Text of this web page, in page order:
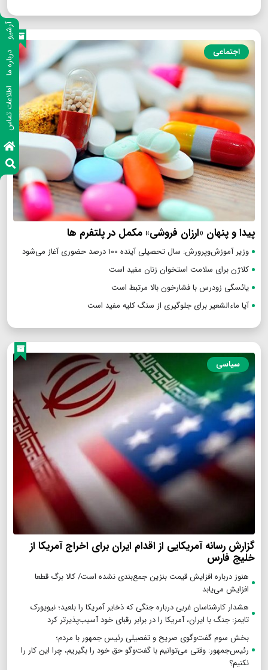
آرشیو
درباره ما
اطلاعات تماس
اجتماعی
پیدا و پنهان «ارزان فروشی» مکمل در پلتفرم ها
وزیر آموزش‌وپرورش: سال تحصیلی آینده ۱۰۰ درصد حضوری آغاز می‌شود
کلاژن برای سلامت استخوان زنان مفید است
یائسگی زودرس با فشارخون بالا مرتبط است
آیا ماءالشعیر برای جلوگیری از سنگ کلیه مفید است
سیاسی
گزارش رسانه آمریکایی از اقدام ایران برای اخراج آمریکا از
خلیج فارس
هنوز درباره افزایش قیمت بنزین جمع‌بندی نشده است/ کالا برگ قطعا
افزایش می‌یابد
هشدار کارشناسان غربی درباره جنگی که ذخایر آمریکا را بلعید؛ نیویورک
تایمز: جنگ با ایران، آمریکا را در برابر رقبای خود آسیب‌پذیرتر کرد
بخش سوم گفت‌وگوی صریح و تفصیلی رئیس جمهور با مردم؛
رئیس‌جمهور: وقتی می‌توانیم با گفت‌وگو حق خود را بگیریم، چرا این کار را
نکنیم؟